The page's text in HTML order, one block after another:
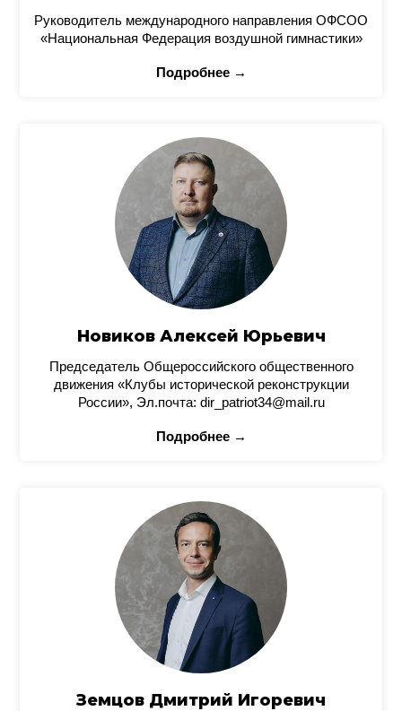
Руководитель международного направления ОФСОО
«Национальная Федерация воздушной гимнастики»
Подробнее →
Новиков Алексей Юрьевич
Председатель Общероссийского общественного
движения «Клубы исторической реконструкции
России», Эл.почта: dir_patriot34@mail.ru
Подробнее →
Земцов Дмитрий Игоревич